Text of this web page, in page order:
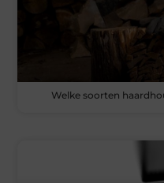
Welke soorten